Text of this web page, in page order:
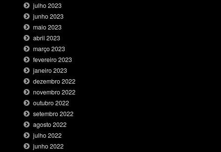
julho 2023
junho 2023
maio 2023
abril 2023
março 2023
fevereiro 2023
janeiro 2023
dezembro 2022
novembro 2022
outubro 2022
setembro 2022
agosto 2022
julho 2022
junho 2022